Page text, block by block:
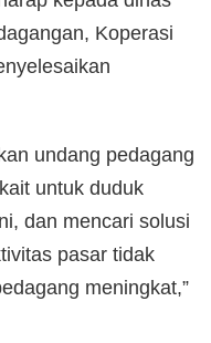
Koperasi
undang pedagang
untuk duduk
dan mencari solusi
pasar tidak
meningkat,”